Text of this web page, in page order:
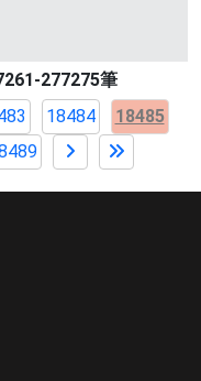
277275筆
18484
18485